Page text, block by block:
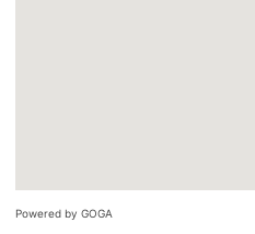
Powered by GOGA